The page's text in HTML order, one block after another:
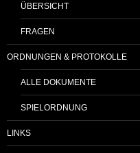
ÜBERSICHT
FRAGEN
ORDNUNGEN & PROTOKOLLE
ALLE DOKUMENTE
SPIELORDNUNG
LINKS